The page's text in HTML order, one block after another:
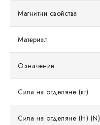
Магнитни свойства
Материал
Означение
Сила на отделяне (кг)
Сила на отделяне (Н) (N)